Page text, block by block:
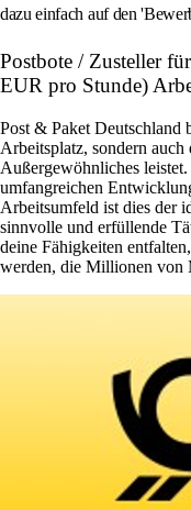
dazu einfach auf den
Postbote / Zusteller
EUR pro Stunde)
Post & Paket Deutschland
Arbeitsplatz, sondern auch
Außergewöhnliches
umfangreichen
Arbeitsumfeld ist dies der
sinnvolle und erfüllende
deine Fähigkeiten
werden, die Millionen von